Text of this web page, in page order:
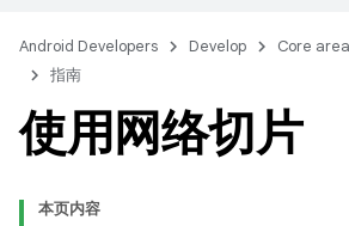
Android Developers Develop Core
指南
使用网络切片
本页内容